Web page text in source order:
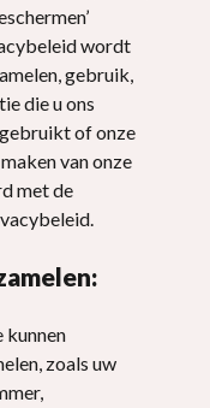
wordt
gebruik,
die u ons
of onze
van onze
met de
kunnen
zoals uw